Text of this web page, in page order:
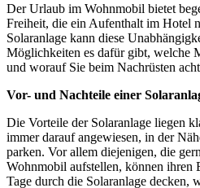
Der Urlaub im Wohnmobil bietet
Freiheit, die ein Aufenthalt im Hotel
Solaranlage kann diese
Möglichkeiten es dafür gibt, welche
und worauf Sie beim Nachrüsten
Vor- und Nachteile einer
Die Vorteile der Solaranlage liegen
immer darauf angewiesen, in der
parken. Vor allem diejenigen, die
Wohnmobil aufstellen, können ihren
Tage durch die Solaranlage decken,